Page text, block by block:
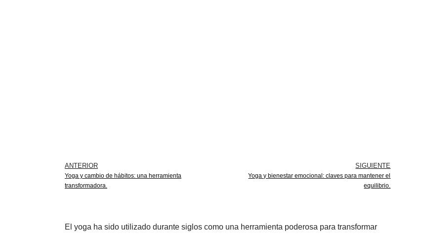
ANTERIOR
Yoga y cambio de hábitos: una herramienta
transformadora.
SIGUIENTE
Yoga y bienestar emocional: claves para mantener el
equilibrio.
El yoga ha sido utilizado durante siglos como una herramienta poderosa para transformar